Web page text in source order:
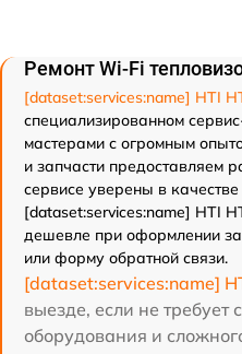
Ремонт Wi-Fi
[dataset:services:name] HTI
специализированном
мастерами с огромным
и запчасти предоставляем
сервисе уверены в
[dataset:services:name] HTI
дешевле при оформлении
или форму обратной связи.
[dataset:services:name]
выезде, если не требует
оборудования и